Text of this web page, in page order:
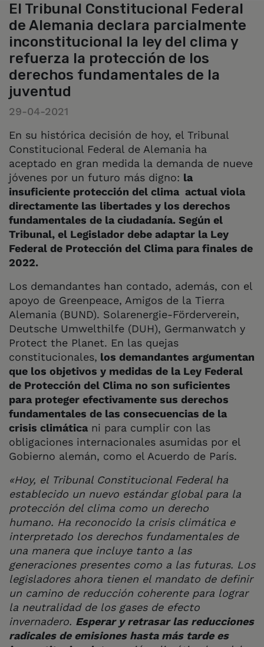
El Tribunal Constitucional Federal
de Alemania declara parcialmente
inconstitucional la ley del clima y
refuerza la protección de los
derechos fundamentales de la
juventud
29-04-2021
En su histórica decisión de hoy, el Tribunal
Constitucional Federal de Alemania ha
aceptado en gran medida la demanda de nueve
jóvenes por un futuro más digno: la
insuficiente protección del clima actual viola
directamente las libertades y los derechos
fundamentales de la ciudadanía. Según el
Tribunal, el Legislador debe adaptar la Ley
Federal de Protección del Clima para finales de
2022.
Los demandantes han contado, además, con el
apoyo de Greenpeace, Amigos de la Tierra
Alemania (BUND). Solarenergie-Förderverein,
Deutsche Umwelthilfe (DUH), Germanwatch y
Protect the Planet. En las quejas
constitucionales, los demandantes argumentan
que los objetivos y medidas de la Ley Federal
de Protección del Clima no son suficientes
para proteger efectivamente sus derechos
fundamentales de las consecuencias de la
crisis climática ni para cumplir con las
obligaciones internacionales asumidas por el
Gobierno alemán, como el Acuerdo de París.
«Hoy, el Tribunal Constitucional Federal ha
establecido un nuevo estándar global para la
protección del clima como un derecho
humano. Ha reconocido la crisis climática e
interpretado los derechos fundamentales de
una manera que incluye tanto a las
generaciones presentes como a las futuras. Los
legisladores ahora tienen el mandato de definir
un camino de reducción coherente para lograr
la neutralidad de los gases de efecto
invernadero. Esperar y retrasar las reducciones
radicales de emisiones hasta más tarde es